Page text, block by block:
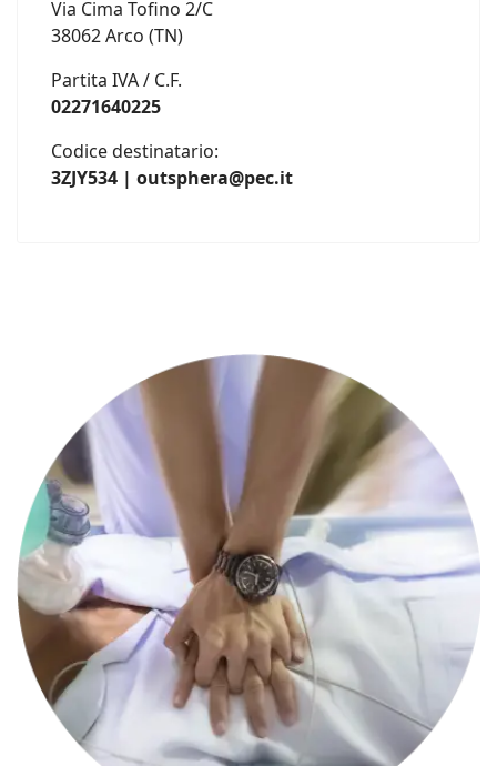
Via Cima Tofino 2/C
38062 Arco (TN)
Partita IVA / C.F.
02271640225
Codice destinatario:
3ZJY534 | outsphera@pec.it